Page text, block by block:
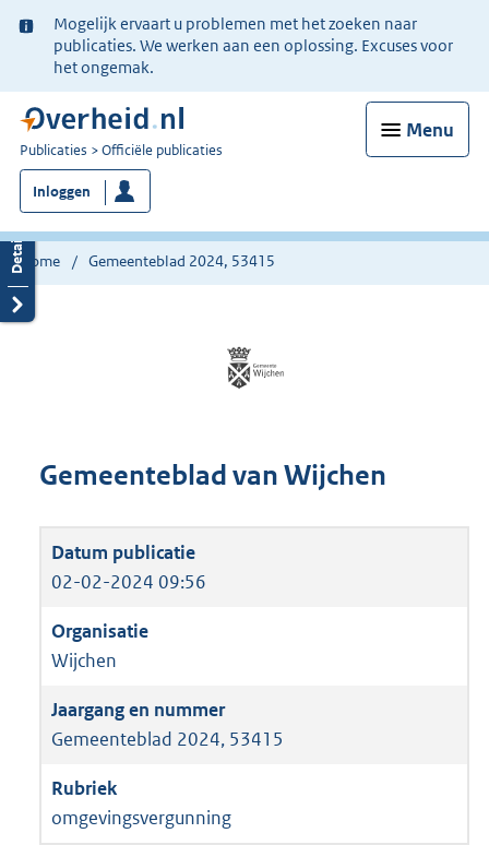
Ter
informatie:
Mogelijk ervaart u problemen met het zoeken naar
publicaties. We werken aan een oplossing. Excuses voor
het ongemak.
Menu
U
bent
nu
hier:
Publicaties Officiële publicaties
Inloggen
Home Gemeenteblad 2024, 53415
Gemeenteblad van Wijchen
02-02-2024 09:56
Wijchen
Gemeenteblad 2024, 53415
omgevingsvergunning